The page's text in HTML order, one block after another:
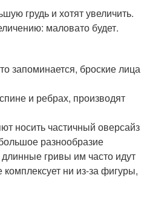
грудь и хотят увеличить.
маловато будет.
запоминается, броские лица
и ребрах, производят
носить частичный оверсайз
разнообразие
гривы им часто идут
ни из-за фигуры,